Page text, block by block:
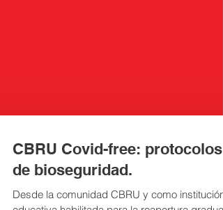
CBRU Covid-free: protocolos